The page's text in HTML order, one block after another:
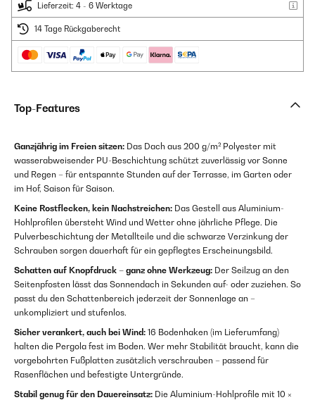
Lieferzeit: 4 - 6 Werktage
14 Tage Rückgaberecht
Top-Features
Ganzjährig im Freien sitzen: Das Dach aus 200 g/m² Polyester mit
wasserabweisender PU-Beschichtung schützt zuverlässig vor Sonne
und Regen – für entspannte Stunden auf der Terrasse, im Garten oder
im Hof, Saison für Saison.
Keine Rostflecken, kein Nachstreichen: Das Gestell aus Aluminium-
Hohlprofilen übersteht Wind und Wetter ohne jährliche Pflege. Die
Pulverbeschichtung der Metallteile und die schwarze Verzinkung der
Schrauben sorgen dauerhaft für ein gepflegtes Erscheinungsbild.
Schatten auf Knopfdruck – ganz ohne Werkzeug: Der Seilzug an den
Seitenpfosten lässt das Sonnendach in Sekunden auf- oder zuziehen. So
passt du den Schattenbereich jederzeit der Sonnenlage an –
unkompliziert und stufenlos.
Sicher verankert, auch bei Wind: 16 Bodenhaken (im Lieferumfang)
halten die Pergola fest im Boden. Wer mehr Stabilität braucht, kann die
vorgebohrten Fußplatten zusätzlich verschrauben – passend für
Rasenflächen und befestigte Untergründe.
Stabil genug für den Dauereinsatz: Die Aluminium-Hohlprofile mit 10 ×